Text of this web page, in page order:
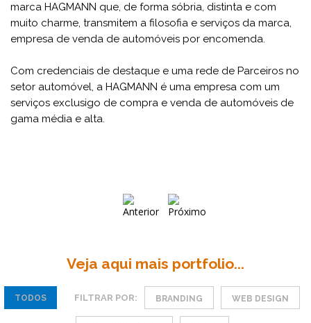
marca HAGMANN que, de forma sóbria, distinta e com
muito charme, transmitem a filosofia e serviços da marca,
empresa de venda de automóveis por encomenda.
Com credenciais de destaque e uma rede de Parceiros no
setor automóvel, a HAGMANN é uma empresa com um
serviços exclusigo de compra e venda de automóveis de
gama média e alta.
Veja aqui mais portfolio...
TODOS FILTRAR POR: BRANDING WEB DESIGN